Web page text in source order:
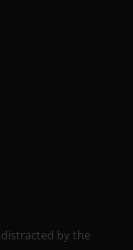
by the